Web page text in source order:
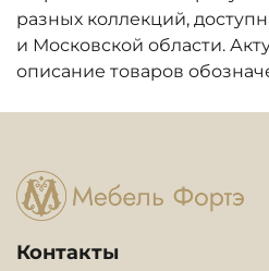
разных коллекций,
и Московской области.
описание товаров
Контакты